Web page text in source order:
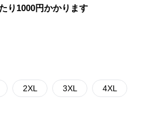
り 1000円かかります
2XL 3XL 4XL